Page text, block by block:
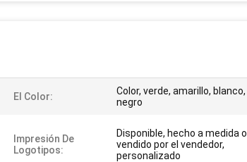
El Color:
Color, verde, amarillo, blanco,
negro
Impresión De
Logotipos:
Disponible, hecho a medida o
vendido por el vendedor,
personalizado